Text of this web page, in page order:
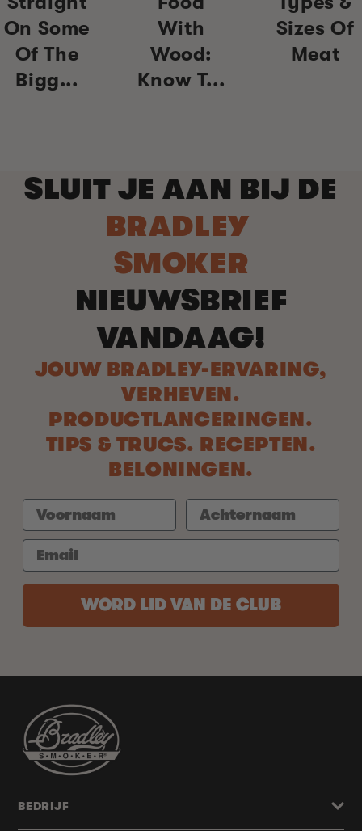
On Some
Of The
Bigg...
With
Wood:
Know T...
Sizes Of
Meat
SLUIT JE AAN BIJ DE
BRADLEY
SMOKER
NIEUWSBRIEF
VANDAAG!
JOUW BRADLEY-ERVARING,
VERHEVEN.
PRODUCTLANCERINGEN.
TIPS & TRUCS. RECEPTEN.
BELONINGEN.
WORD LID VAN DE CLUB
BEDRIJF